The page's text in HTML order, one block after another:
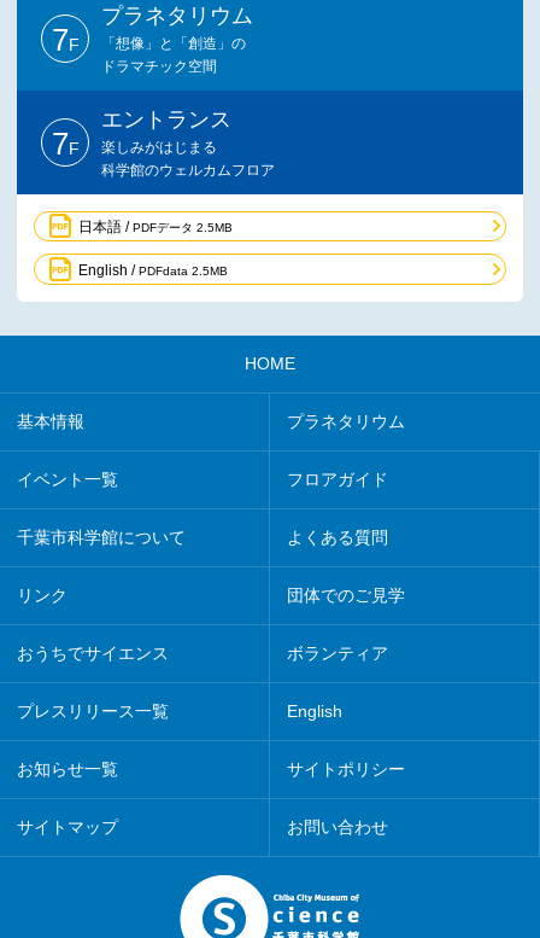
7F
プラネタリウム
「想像」と「創造」の
ドラマチック空間
7F
エントランス
楽しみがはじまる
科学館のウェルカムフロア
日本語 /PDFデータ 2.5MB
English /PDFdata 2.5MB
HOME
基本情報 プラネタリウム
イベント一覧 フロアガイド
千葉市科学館について よくある質問
リンク 団体でのご見学
おうちでサイエンス ボランティア
プレスリリース一覧 English
お知らせ一覧 サイトポリシー
サイトマップ お問い合わせ